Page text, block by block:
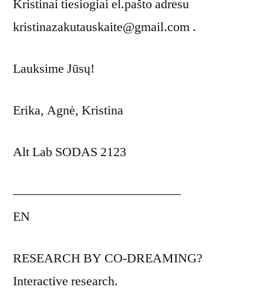
Kristinai tiesiogiai el.pašto adresu
kristinazakutauskaite@gmail.com .
Lauksime Jūsų!
Erika, Agnė, Kristina
Alt Lab SODAS 2123
—————————————
EN
RESEARCH BY CO-DREAMING?
Interactive research.